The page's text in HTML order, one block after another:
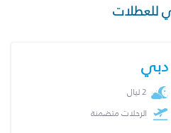
للعطلات
دبي
2 ليال
الرحلات متضمنة